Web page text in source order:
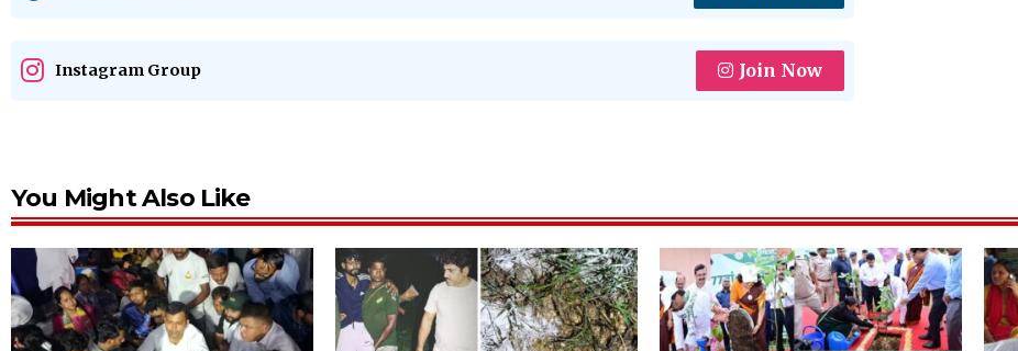
Instagram Group Join Now
You Might Also Like